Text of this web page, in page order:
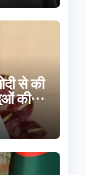
से की
की